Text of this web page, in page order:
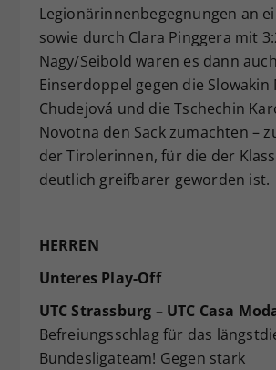
Legionärinnenbegegnungen an
sowie durch Clara Pinggera mit
Nagy/Seibold waren es dann
Einserdoppel gegen die Slowakin
Chudejová und die Tschechin
Novotna den Sack zumachten –
der Tirolerinnen, für die der
deutlich greifbarer geworden ist.
HERREN
Unteres Play-Off
UTC Strassburg – UTC Casa
Befreiungsschlag für das
Bundesligateam! Gegen stark